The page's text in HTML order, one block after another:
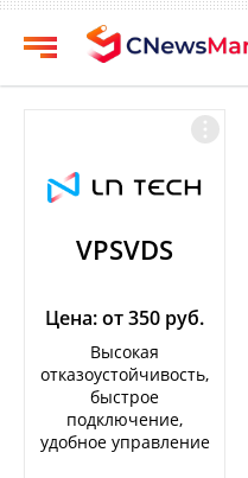
Публикации
обзоры
кабинет
проекте
Конференции
Техника
VPSVDS
Цена: от 350 руб.
Высокая
отказоустойчивость,
быстрое
подключение,
удобное управление